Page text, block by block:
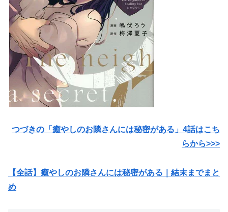
つづきの「癒やしのお隣さんには秘密がある」4話はこち
らから>>>
【全話】癒やしのお隣さんには秘密がある｜結末までまと
め